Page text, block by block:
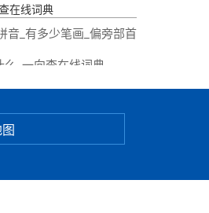
_有多少笔画_偏旁部首是
_一向查在线词典